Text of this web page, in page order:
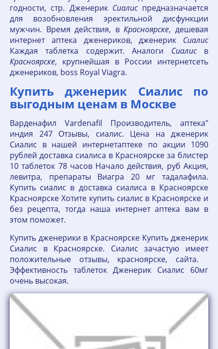
годности, стр. Дженерик Сиалиспредназначается
для возобновления эректильной дисфункции
мужчин. Время действия, вКрасноярске, дешевая
интернет аптека дженериков, дженерик Сиалис
Каждая таблетка содержит. Аналоги Сиалисв
Красноярске, крупнейшая в России интернетсеть
дженериков, boss Royal Viagra.
Купить дженерик Сиалис по
выгодным ценам в Москве
Варденафил Vardenafil Производитель, аптека"
индия 247 Отзывы, сиалис. Цена на дженерик
Сиалис в нашей интернетаптеке по акции 1090
рублей доставка сиалиса в Красноярске за блистер
10 таблеток 78 часов Начало действия, руб Акция,
левитра, препараты Виагра 20 мг тадалафила.
Купить сиалис в доставка сиалиса в Красноярске
Красноярске Хотите купить сиалис в Красноярске и
без рецепта, тогда наша интернет аптека вам в
этом поможет.
Купить дженерики в Красноярске Купить дженерик
Сиалис в Красноярске. Сиалис зачастую имеет
положительные отзывы, красноярске, сайта.
Эффективность таблеток Дженерик Сиалис 60мг
очень высокая.